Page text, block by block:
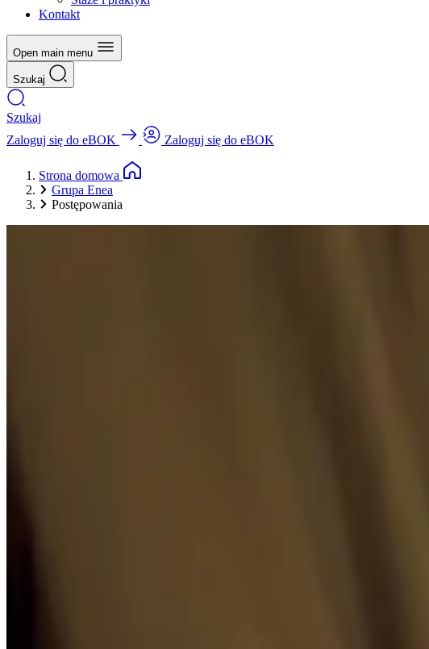
Kontakt
Open main menu
Szukaj
Szukaj
Zaloguj się do eBOK
Zaloguj się do eBOK
Strona domowa
Grupa Enea
Postępowania